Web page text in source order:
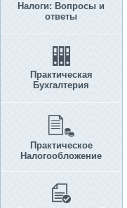
Налоги: Вопросы и
ответы
Практическая
Бухгалтерия
Практическое
Налогообложение